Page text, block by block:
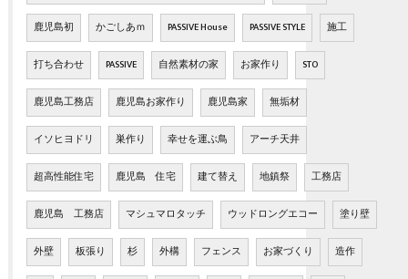
鹿児島初 かごしあｍ PASSIVE House PASSIVE STYLE 施工
打ち合わせ PASSIVE 自然素材の家 お家作り STO
鹿児島工務店 鹿児島お家作り 鹿児島家 無垢材
イソヒヨドリ 巣作り 幸せを運ぶ鳥 アーチ天井
超高性能住宅 鹿児島 住宅 建て替え 地鎮祭 工務店
鹿児島 工務店 マシュマロタッチ ウッドロングエコー 塗り壁
外壁 板張り 杉 外構 フェンス お家づくり 造作